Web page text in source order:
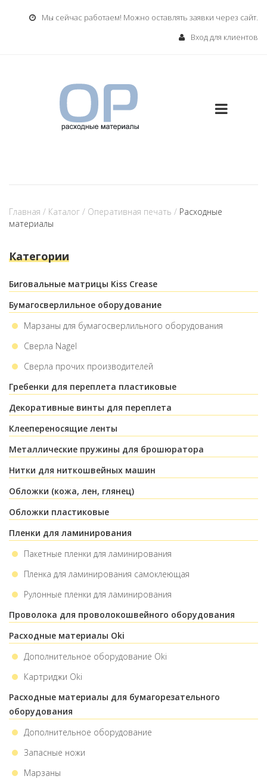
Мы сейчас работаем! Можно оставлять заявки через сайт.
Вход для клиентов
Главная / Каталог / Оперативная печать / Расходные
материалы
Категории
Биговальные матрицы Kiss Crease
Бумагосверлильное оборудование
Марзаны для бумагосверлильного оборудования
Сверла Nagel
Сверла прочих производителей
Гребенки для переплета пластиковые
Декоративные винты для переплета
Клеепереносящие ленты
Металлические пружины для брошюратора
Нитки для ниткошвейных машин
Обложки (кожа, лен, глянец)
Обложки пластиковые
Пленки для ламинирования
Пакетные пленки для ламинирования
Пленка для ламинирования самоклеющая
Рулонные пленки для ламинирования
Проволока для проволокошвейного оборудования
Расходные материалы Oki
Дополнительное оборудование Oki
Картриджи Oki
Расходные материалы для бумагорезательного
оборудования
Дополнительное оборудование
Запасные ножи
Марзаны